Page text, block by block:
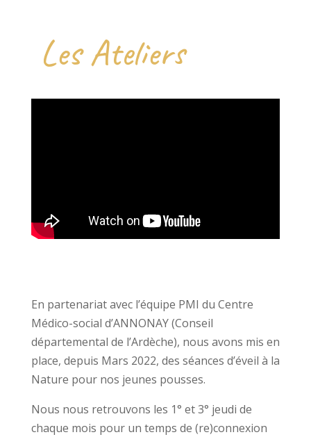
Les Ateliers
En partenariat avec l’équipe PMI du Centre
Médico-social d’ANNONAY (Conseil
départemental de l’Ardèche), nous avons mis en
place, depuis Mars 2022, des séances d’éveil à la
Nature pour nos jeunes pousses.
Nous nous retrouvons les 1° et 3° jeudi de
chaque mois pour un temps de (re)connexion